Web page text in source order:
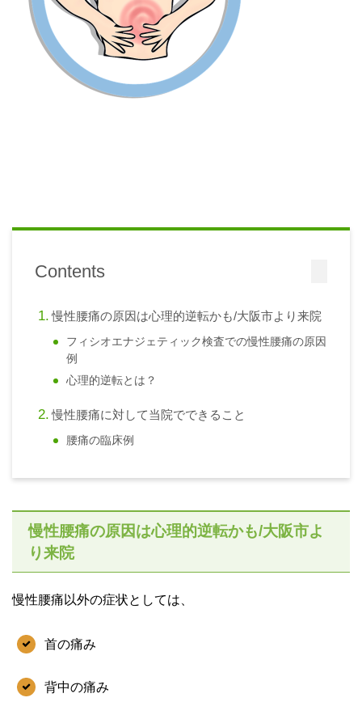
Contents
慢性腰痛の原因は心理的逆転かも/大阪市より来院
フィシオエナジェティック検査での慢性腰痛の原因
例
心理的逆転とは？
慢性腰痛に対して当院でできること
腰痛の臨床例
慢性腰痛の原因は心理的逆転かも/大阪市よ
り来院
慢性腰痛以外の症状としては、
首の痛み
背中の痛み